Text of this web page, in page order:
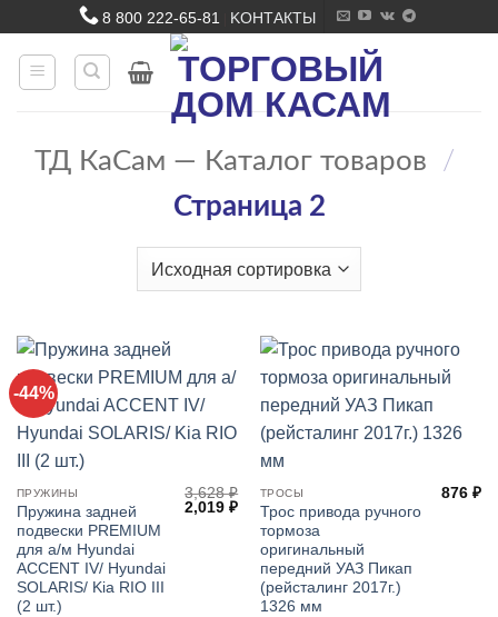
content
8 800 222-65-81 KОНТАКТЫ
ТД КаСам — Каталог товаров
/
Страница 2
-44%
ПРУЖИНЫ
Пружина задней
подвески PREMIUM
для а/м Hyundai
ACCENT IV/ Hyundai
SOLARIS/ Kia RIO III
(2 шт.)
3,628₽
Первоначальная
цена
составляла
2,019₽Текущая
цена:
2,019 ₽.
ТРОСЫ
Трос привода ручного
тормоза
оригинальный
передний УАЗ Пикап
(рейсталинг 2017г.)
1326 мм
876₽